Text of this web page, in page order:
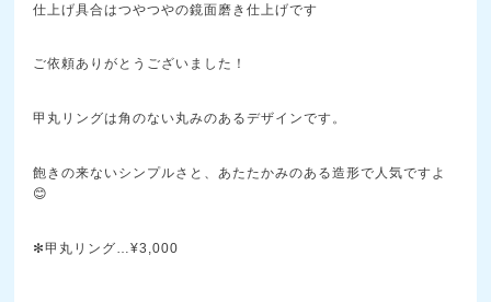
仕上げ具合はつやつやの鏡面磨き仕上げです
ご依頼ありがとうございました！
甲丸リングは角のない丸みのあるデザインです。
飽きの来ないシンプルさと、あたたかみのある造形で人気ですよ
😊
✻甲丸リング…¥3,000